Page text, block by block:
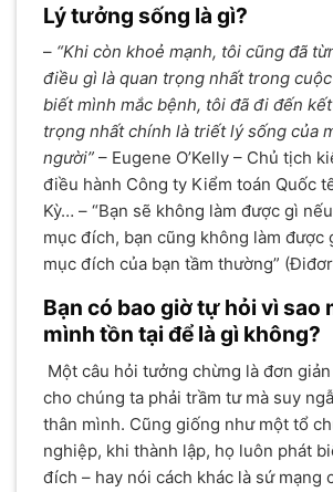
Lý tưởng sống là gì?
– “Khi còn khoẻ mạnh, tôi cũng đã
điều gì là quan trọng nhất trong
biết mình mắc bệnh, tôi đã đi đến
trọng nhất chính là triết lý sống của
người” – Eugene O’Kelly – Chủ tịch
điều hành Công ty Kiểm toán Quốc
Kỳ… – “Bạn sẽ không làm được gì
mục đích, bạn cũng không làm được
mục đích của bạn tầm thường”
Bạn có bao giờ tự hỏi vì sao
mình tồn tại để là gì không?
Một câu hỏi tưởng chừng là đơn
cho chúng ta phải trầm tư mà suy
thân mình. Cũng giống như một tổ
nghiệp, khi thành lập, họ luôn phát
đích – hay nói cách khác là sứ mạng